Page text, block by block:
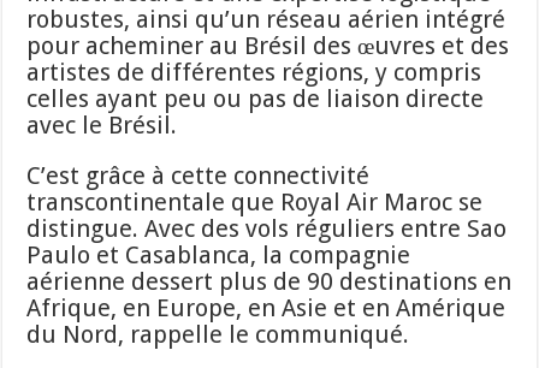
robustes, ainsi qu’un réseau aérien intégré
pour acheminer au Brésil des œuvres et des
artistes de différentes régions, y compris
celles ayant peu ou pas de liaison directe
avec le Brésil.
C’est grâce à cette connectivité
transcontinentale que Royal Air Maroc se
distingue. Avec des vols réguliers entre Sao
Paulo et Casablanca, la compagnie
aérienne dessert plus de 90 destinations en
Afrique, en Europe, en Asie et en Amérique
du Nord, rappelle le communiqué.